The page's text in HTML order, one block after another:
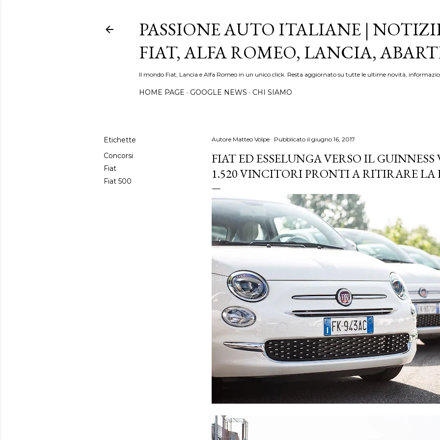
PASSIONE AUTO ITALIANE |
FIAT, ALFA ROMEO, LANCIA,
Il mondo Fiat, Lancia e Alfa Romeo in un unico click. Resta aggiornato su tutte le ultime novità,
HOME PAGE GOOGLE NEWS CHI SIAMO
Etichette
Concorsi
Fiat
Fiat 500
Autore Matteo Volpe Pubblicato il giugno 16, 2017
FIAT ED ESSELUNGA VERSO IL
1.520 VINCITORI PRONTI A RITIRARE LA